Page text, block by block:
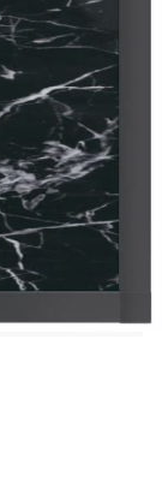
рафтът
на
Ш x В)